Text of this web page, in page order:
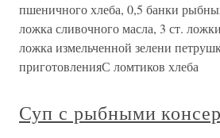
пшеничного хлеба, 0,5 банки
ложка сливочного масла, 3 ст.
ложка измельченной зелени
приготовленияС ломтиков хлеба
Суп с рыбными